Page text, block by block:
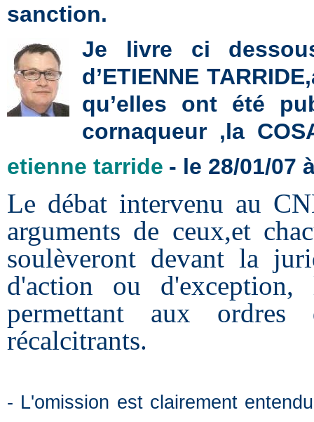
sanction.
Je livre ci
d’ETIENNE
qu’elles ont été
cornaqueur ,la
etienne tarride - le 28/01/07
Le débat intervenu au
arguments de ceux,et
soulèveront devant la
d'action ou
permettant aux ordres
récalcitrants.
- L'omission est clairement